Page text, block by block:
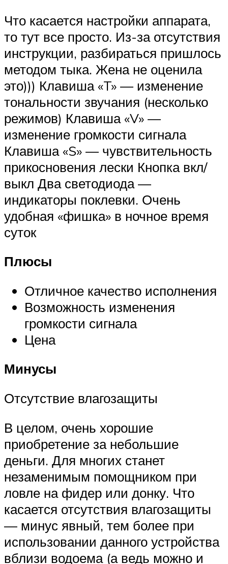
Что касается настройки аппарата,
то тут все просто. Из-за отсутствия
инструкции, разбираться пришлось
методом тыка. Жена не оценила
это))) Клавиша «T» — изменение
тональности звучания (несколько
режимов) Клавиша «V» —
изменение громкости сигнала
Клавиша «S» — чувствительность
прикосновения лески Кнопка вкл/
выкл Два светодиода —
индикаторы поклевки. Очень
удобная «фишка» в ночное время
суток
Плюсы
Отличное качество исполнения
Возможность изменения
громкости сигнала
Цена
Минусы
Отсутствие влагозащиты
В целом, очень хорошие
приобретение за небольшие
деньги. Для многих станет
незаменимым помощником при
ловле на фидер или донку. Что
касается отсутствия влагозащиты
— минус явный, тем более при
использовании данного устройства
вблизи водоема (а ведь можно и